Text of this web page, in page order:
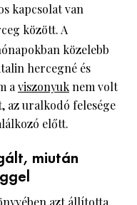
kapcsolat van
között. A
közelebb
hercegné és
aviszonyuknem volt
az uralkodó felesége
előtt.
miután
azt állította,